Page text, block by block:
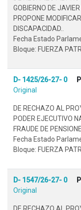
GOBIERNO DE
PROPONE
DISCAPACIDAD..
Fecha Estado
Bloque: FUERZA
D- 1425/26-27- 0
Original
DE RECHAZO AL
PODER EJECUTIVO
FRAUDE DE
Fecha Estado
Bloque: FUERZA
D- 1547/26-27- 0
Original
DE RECHAZO AL